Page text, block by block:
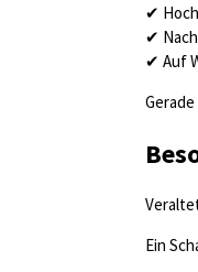
✔
✔
✔ Auf
Ein